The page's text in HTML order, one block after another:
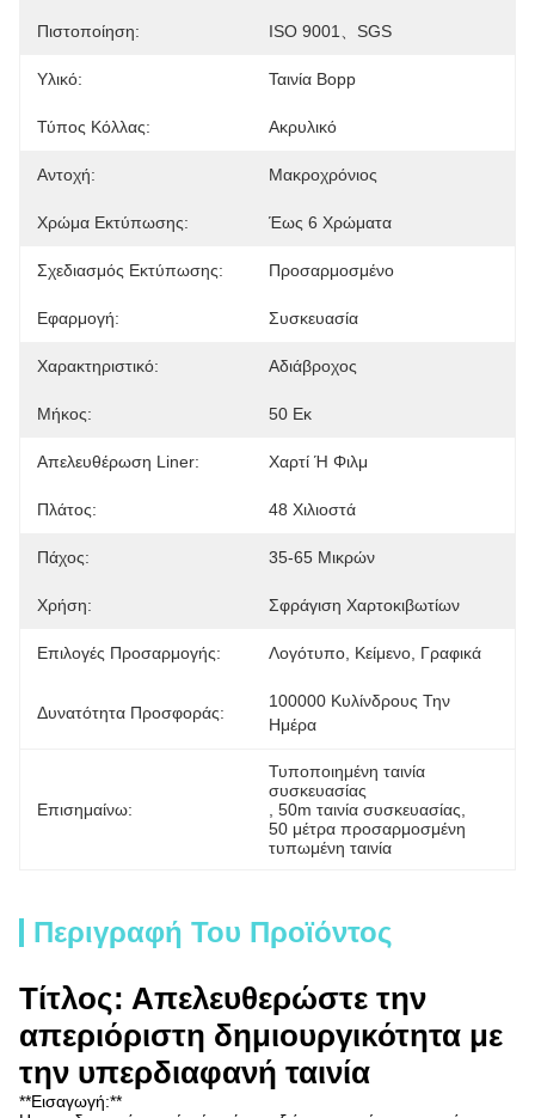
Πιστοποίηση: ISO 9001、SGS
Υλικό: Ταινία Bopp
Τύπος Κόλλας: Ακρυλικό
Αντοχή: Μακροχρόνιος
Χρώμα Εκτύπωσης: Έως 6 Χρώματα
Σχεδιασμός Εκτύπωσης: Προσαρμοσμένο
Εφαρμογή: Συσκευασία
Χαρακτηριστικό: Αδιάβροχος
Μήκος: 50 Εκ
Απελευθέρωση Liner: Χαρτί Ή Φιλμ
Πλάτος: 48 Χιλιοστά
Πάχος: 35-65 Μικρών
Χρήση: Σφράγιση Χαρτοκιβωτίων
Επιλογές Προσαρμογής: Λογότυπο, Κείμενο, Γραφικά
Δυνατότητα Προσφοράς:
100000 Κυλίνδρους Την
Ημέρα
Επισημαίνω:
Τυποποιημένη ταινία
συσκευασίας
50m ταινία συσκευασίας
50 μέτρα προσαρμοσμένη
τυπωμένη ταινία
Περιγραφή Του Προϊόντος
Τίτλος: Απελευθερώστε την
απεριόριστη δημιουργικότητα με
την υπερδιαφανή ταινία
**Εισαγωγή:**